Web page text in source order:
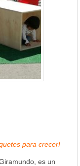
para crecer!
es un